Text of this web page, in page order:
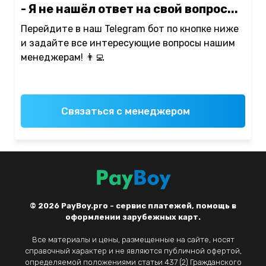
- Я не нашёл ответ на свой вопрос...
Перейдите в наш Telegram бот по кнопке ниже
и задайте все интересующие вопросы нашим
менеджерам! 👨‍💻
Связаться с менеджером
© 2026 PayBoy.pro - сервис платежей, помощь в
оформлении зарубежных карт.
Все материалы и цены, размещенные на сайте, носят
справочный характер и не являются публичной офертой,
определяемой положениями статьи 437 (2) Гражданского